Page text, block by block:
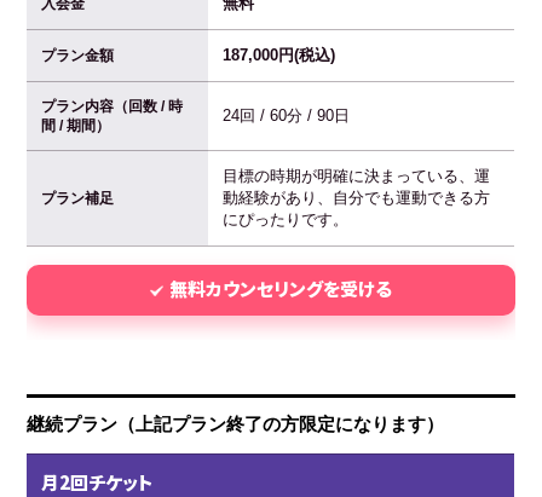
入会金
プラン金額 187,000円(税込)
プラン内容（回数 / 時
間 / 期間）
24回 / 60分 / 90日
プラン補足
目標の時期が明確に決まっている、運
動経験があり、自分でも運動できる方
にぴったりです。
無料カウンセリングを受ける
継続プラン（上記プラン終了の方限定になります）
月2回チケット